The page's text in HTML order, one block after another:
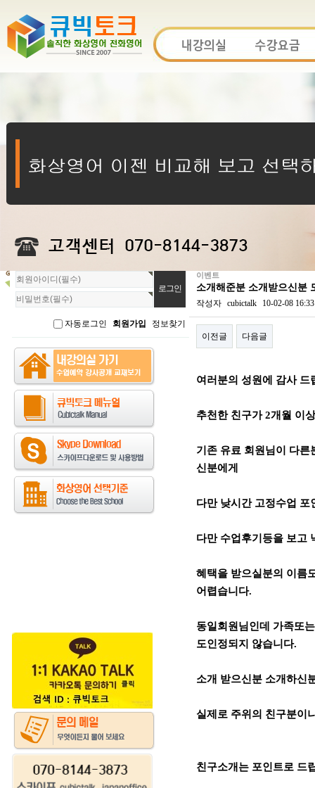
회
원
로
자동로그인 회원가입 정보찾기
이벤트
소개해준분 소개받으신분
작성자 cubictalk 10-02-08 16:33
이전글 다음글
여러분의 성원에 감사 드
추천한 친구가 2개월 이
기존 유료 회원님이 다
신분에게
다만 낮시간 고정수업 포
다만 수업후기등을 보
혜택을 받으실분의 이름
어렵습니다.
동일회원님인데 가족또
도인정되지 않습니다.
소개 받으신분 소개하신
실제로 주위의 친구분이
친구소개는 포인트로 드